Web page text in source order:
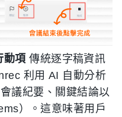
動項 傳統逐字稿資訊
利用 AI 自動分析
議紀要、關鍵結論以
）。這意味著用戶